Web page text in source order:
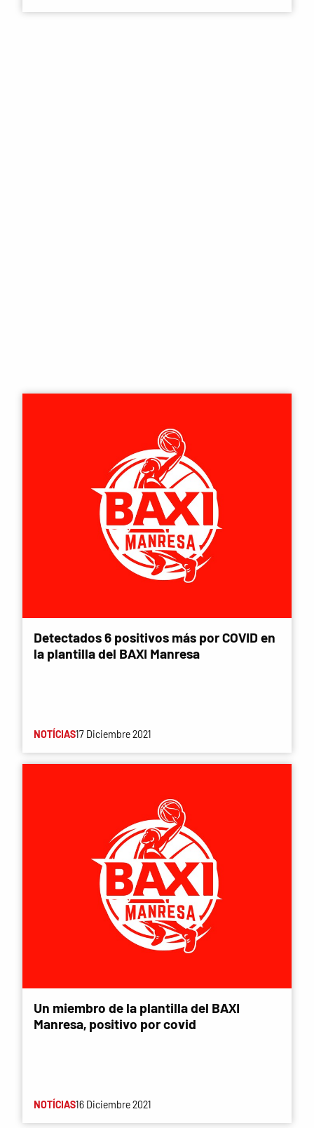
Detectados 6 positivos más por COVID en
la plantilla del BAXI Manresa
NOTÍCIAS17 Diciembre 2021
Un miembro de la plantilla del BAXI
Manresa, positivo por covid
NOTÍCIAS16 Diciembre 2021